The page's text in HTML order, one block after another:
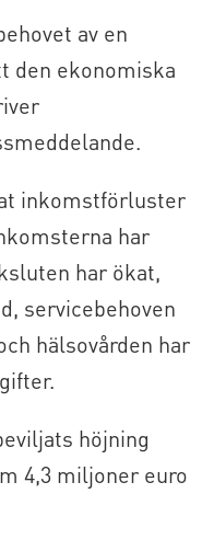
av en
den ekonomiska
inkomstförluster
har
har ökat,
servicebehoven
hälsovården har
höjning
4,3 miljoner euro